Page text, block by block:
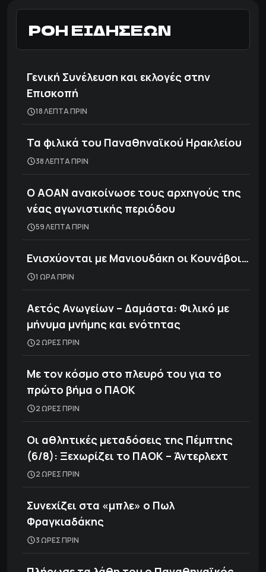
ΡΟΗ ΕΙΔΗΣΕΩΝ
Γενική Συνέλευση και εκλογές στην
Επισκοπή
18 ΛΕΠΤΑ ΠΡΙΝ
Τα φιλικά του Παναθηναϊκού Ηρακλείου
38 ΛΕΠΤΑ ΠΡΙΝ
Ο ΑΟΑΝ ανακοίνωσε τους αρχηγούς της
νέας αγωνιστικής περιόδου
59 ΛΕΠΤΑ ΠΡΙΝ
Ενισχύονται με Μανιουδάκη οι Κουνάβοι…
1 ΩΡΑ ΠΡΙΝ
Αετός Ανωγείων – Δαμάστα: Φιλικό με
μήνυμα μνήμης και ενότητας
2 ΩΡΕΣ ΠΡΙΝ
Με τον κόσμο στο πλευρό του για το
πρώτο βήμα ο ΠΑΟΚ
2 ΩΡΕΣ ΠΡΙΝ
Οι αθλητικές μεταδόσεις της Πέμπτης
(6/8): Ξεχωρίζει το ΠΑΟΚ – Άντερλεχτ
2 ΩΡΕΣ ΠΡΙΝ
Συνεχίζει στα «μπλε» ο Πωλ
Φραγκιαδάκης
3 ΩΡΕΣ ΠΡΙΝ